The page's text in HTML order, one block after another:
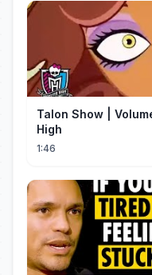
Talon Show |
High
1:46